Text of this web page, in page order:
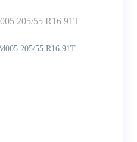
205/55 R16 91T